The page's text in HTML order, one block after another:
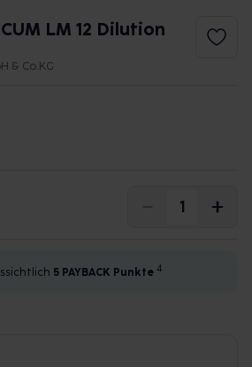
LM 12 Dilution
& Co.KG
5 PAYBACK Punkte 4